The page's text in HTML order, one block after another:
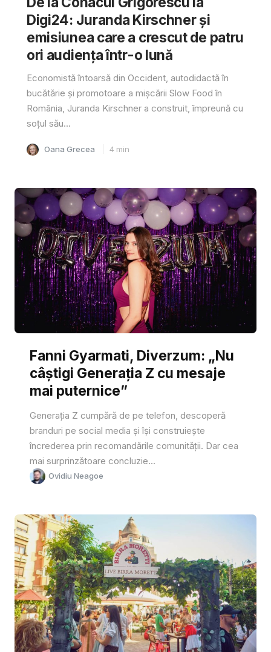
Digi24: Juranda Kirschner și
emisiunea care a crescut de patru
ori audiența într-o lună
Economistă întoarsă din Occident, autodidactă în
bucătărie și promotoare a mișcării Slow Food în
România, Juranda Kirschner a construit, împreună cu
soțul său...
Oana Grecea 4 min
Fanni Gyarmati, Diverzum: „Nu
câștigi Generația Z cu mesaje
mai puternice”
Generația Z cumpără de pe telefon, descoperă
branduri pe social media și își construiește
încrederea prin recomandările comunității. Dar cea
mai surprinzătoare concluzie...
Ovidiu Neagoe